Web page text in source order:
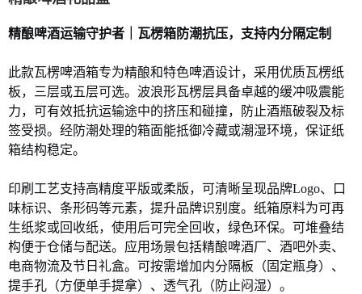
精酿啤酒运输守护者｜瓦楞箱防潮抗压，支持内分隔定制
此款瓦楞啤酒箱专为精酿和特色啤酒设计，采用优质瓦楞纸
板，三层或五层可选。波浪形瓦楞层具备卓越的缓冲吸震能
力，可有效抵抗运输途中的挤压和碰撞，防止酒瓶破裂及标
签受损。经防潮处理的箱面能抵御冷藏或潮湿环境，保证纸
箱结构稳定。
印刷工艺支持高精度平版或柔版，可清晰呈现品牌Logo、口
味标识、条形码等元素，提升品牌识别度。纸箱原料为可再
生纸浆或回收纸，使用后可完全回收，绿色环保。可堆叠结
构便于仓储与配送。应用场景包括精酿啤酒厂、酒吧外卖、
电商物流及节日礼盒。可按需增加内分隔板（固定瓶身）、
提手孔（方便单手提拿）、透气孔（防止闷湿）。